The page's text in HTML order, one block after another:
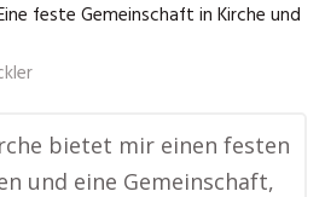
feste Gemeinschaft in Kirche und
bietet mir einen festen
und eine Gemeinschaft,